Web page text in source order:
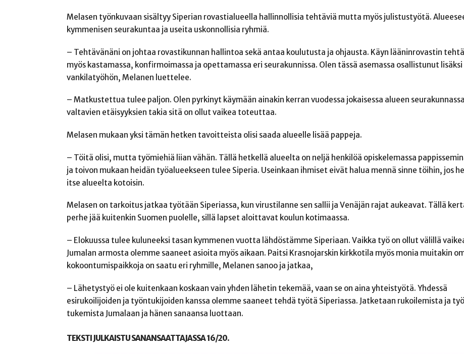
Melasen työnkuvaan sisältyy Siperian rovastialueella hallinnollisia tehtäviä mutta myös julistustyötä.
kymmenisen seurakuntaa ja useita uskonnollisia ryhmiä.
– Tehtävänäni on johtaa rovastikunnan hallintoa sekä antaa koulutusta ja ohjausta. Käyn lääninrovastin
myös kastamassa, konfirmoimassa ja opettamassa eri seurakunnissa. Olen tässä asemassa osallistunut lisäksi
vankilatyöhön, Melanen luettelee.
– Matkustettua tulee paljon. Olen pyrkinyt käymään ainakin kerran vuodessa jokaisessa alueen
valtavien etäisyyksien takia sitä on ollut vaikea toteuttaa.
Melasen mukaan yksi tämän hetken tavoitteista olisi saada alueelle lisää pappeja.
– Töitä olisi, mutta työmiehiä liian vähän. Tällä hetkellä alueelta on neljä henkilöä opiskelemassa
ja toivon mukaan heidän työalueekseen tulee Siperia. Useinkaan ihmiset eivät halua mennä sinne töihin, jos
itse alueelta kotoisin.
Melasen on tarkoitus jatkaa työtään Siperiassa, kun virustilanne sen sallii ja Venäjän rajat aukeavat. Tällä
perhe jää kuitenkin Suomen puolelle, sillä lapset aloittavat koulun kotimaassa.
– Elokuussa tulee kuluneeksi tasan kymmenen vuotta lähdöstämme Siperiaan. Vaikka työ on ollut välillä
Jumalan armosta olemme saaneet asioita myös aikaan. Paitsi Krasnojarskin kirkkotila myös monia muitakin
kokoontumispaikkoja on saatu eri ryhmille, Melanen sanoo ja jatkaa,
– Lähetystyö ei ole kuitenkaan koskaan vain yhden lähetin tekemää, vaan se on aina yhteistyötä. Yhdessä
esirukoilijoiden ja työntukijoiden kanssa olemme saaneet tehdä työtä Siperiassa. Jatketaan rukoilemista ja
tukemista Jumalaan ja hänen sanaansa luottaan.
TEKSTI JULKAISTU SANANSAATTAJASSA 16/20.